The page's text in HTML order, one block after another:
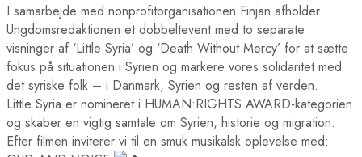
I samarbejde med nonprofitorganisationen Finjan afholder
Ungdomsredaktionen et dobbeltevent med to separate
visninger af ‘Little Syria’ og ‘Death Without Mercy’ for at sætte
fokus på situationen i Syrien og markere vores solidaritet med
det syriske folk – i Danmark, Syrien og resten af verden.
Little Syria er nomineret i HUMAN:RIGHTS AWARD-kategorien
og skaber en vigtig samtale om Syrien, historie og migration.
Efter filmen inviterer vi til en smuk musikalsk oplevelse med: